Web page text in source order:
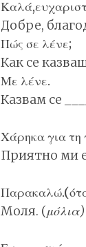
Добре,
Πώς σε λένε;
Как се
Με λένε.
Казвам се
Χάρηκα για τη
Приятно ми
Моля. (μόλια)